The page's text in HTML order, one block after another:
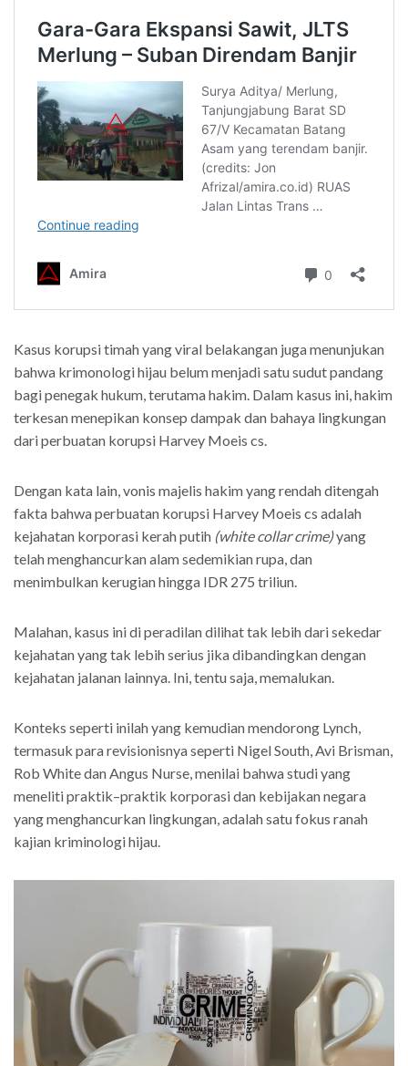
Kasus korupsi timah yang viral belakangan juga menunjukan
bahwa krimonologi hijau belum menjadi satu sudut pandang
bagi penegak hukum, terutama hakim. Dalam kasus ini, hakim
terkesan menepikan konsep dampak dan bahaya lingkungan
dari perbuatan korupsi Harvey Moeis cs.
Dengan kata lain, vonis majelis hakim yang rendah ditengah
fakta bahwa perbuatan korupsi Harvey Moeis cs adalah
kejahatan korporasi kerah putih (white collar crime)yang
telah menghancurkan alam sedemikian rupa, dan
menimbulkan kerugian hingga IDR 275 triliun.
Malahan, kasus ini di peradilan dilihat tak lebih dari sekedar
kejahatan yang tak lebih serius jika dibandingkan dengan
kejahatan jalanan lainnya. Ini, tentu saja, memalukan.
Konteks seperti inilah yang kemudian mendorong Lynch,
termasuk para revisionisnya seperti Nigel South, Avi Brisman,
Rob White dan Angus Nurse, menilai bahwa studi yang
meneliti praktik–praktik korporasi dan kebijakan negara
yang menghancurkan lingkungan, adalah satu fokus ranah
kajian kriminologi hijau.